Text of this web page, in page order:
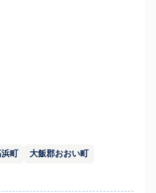
町
大飯郡おおい町